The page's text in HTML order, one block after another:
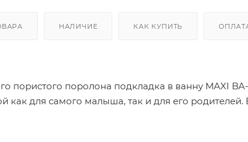
НАЛИЧИЕ КАК КУПИТЬ
пористого поролона подкладка в ванну MAXI
как для самого малыша, так и для его